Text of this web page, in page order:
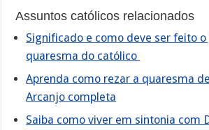
Assuntos católicos relacionados
Significado e como deve ser feito
quaresma do católico
Aprenda como rezar a quaresma
Arcanjo completa
Saiba como viver em sintonia com